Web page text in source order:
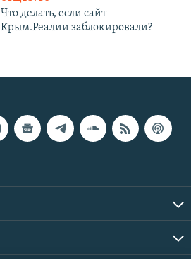
Что делать, если сайт
Крым.Реалии заблокировали?